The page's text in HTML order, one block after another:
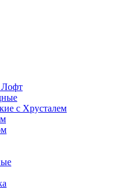
с Хрусталем